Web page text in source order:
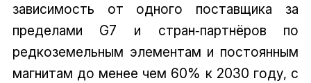
зависимость от одного поставщика за
пределами G7 и стран‑партнёров по
редкоземельным элементам и постоянным
магнитам до менее чем 60% к 2030 году, с